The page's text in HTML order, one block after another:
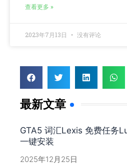
查看更多 »
2023年7月13日 没有评论
最新文章
GTA5 词汇Lexis 免费任务
一键安装
2025年12月25日